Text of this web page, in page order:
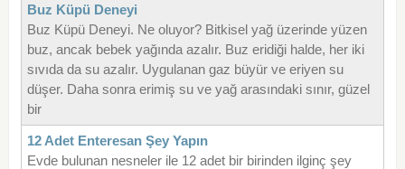
Buz Küpü Deneyi
Buz Küpü Deneyi. Ne oluyor? Bitkisel yağ üzerinde yüzen
buz, ancak bebek yağında azalır. Buz eridiği halde, her iki
sıvıda da su azalır. Uygulanan gaz büyür ve eriyen su
düşer. Daha sonra erimiş su ve yağ arasındaki sınır, güzel
bir
12 Adet Enteresan Şey Yapın
Evde bulunan nesneler ile 12 adet bir birinden ilginç şey